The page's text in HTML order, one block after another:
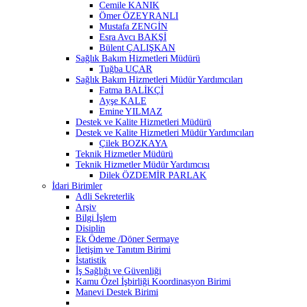
Cemile KANIK
Ömer ÖZEYRANLI
Mustafa ZENGİN
Esra Avcı BAKŞİ
Bülent ÇALIŞKAN
Sağlık Bakım Hizmetleri Müdürü
Tuğba UÇAR
Sağlık Bakım Hizmetleri Müdür Yardımcıları
Fatma BALİKÇİ
Ayşe KALE
Emine YILMAZ
Destek ve Kalite Hizmetleri Müdürü
Destek ve Kalite Hizmetleri Müdür Yardımcıları
Çilek BOZKAYA
Teknik Hizmetler Müdürü
Teknik Hizmetler Müdür Yardımcısı
Dilek ÖZDEMİR PARLAK
İdari Birimler
Adli Sekreterlik
Arşiv
Bilgi İşlem
Disiplin
Ek Ödeme /Döner Sermaye
İletişim ve Tanıtım Birimi
İstatistik
İş Sağlığı ve Güvenliği
Kamu Özel İşbirliği Koordinasyon Birimi
Manevi Destek Birimi